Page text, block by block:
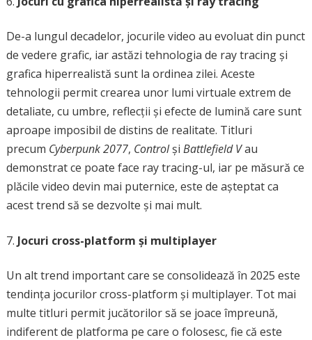
De-a lungul decadelor, jocurile video au evoluat din punct
de vedere grafic, iar astăzi tehnologia de ray tracing și
grafica hiperrealistă sunt la ordinea zilei. Aceste
tehnologii permit crearea unor lumi virtuale extrem de
detaliate, cu umbre, reflecții și efecte de lumină care sunt
aproape imposibil de distins de realitate. Titluri
precum Cyberpunk 2077, Controlși Battlefield Vau
demonstrat ce poate face ray tracing-ul, iar pe măsură ce
plăcile video devin mai puternice, este de așteptat ca
acest trend să se dezvolte și mai mult.
Jocuri cross-platform și multiplayer
Un alt trend important care se consolidează în 2025 este
tendința jocurilor cross-platform și multiplayer. Tot mai
multe titluri permit jucătorilor să se joace împreună,
indiferent de platforma pe care o folosesc, fie că este